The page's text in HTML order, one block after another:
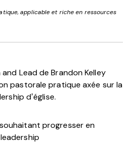
applicable et riche en ressources
Lead de Brandon Kelley
pastorale pratique axée sur la
d’église.
progresser en